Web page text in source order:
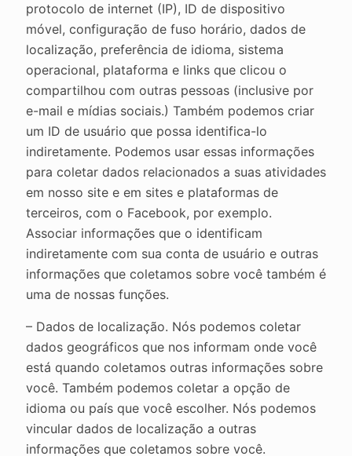
protocolo de internet (IP), ID de dispositivo
móvel, configuração de fuso horário, dados de
localização, preferência de idioma, sistema
operacional, plataforma e links que clicou o
compartilhou com outras pessoas (inclusive por
e-mail e mídias sociais.) Também podemos criar
um ID de usuário que possa identifica-lo
indiretamente. Podemos usar essas informações
para coletar dados relacionados a suas atividades
em nosso site e em sites e plataformas de
terceiros, com o Facebook, por exemplo.
Associar informações que o identificam
indiretamente com sua conta de usuário e outras
informações que coletamos sobre você também é
uma de nossas funções.
– Dados de localização. Nós podemos coletar
dados geográficos que nos informam onde você
está quando coletamos outras informações sobre
você. Também podemos coletar a opção de
idioma ou país que você escolher. Nós podemos
vincular dados de localização a outras
informações que coletamos sobre você.